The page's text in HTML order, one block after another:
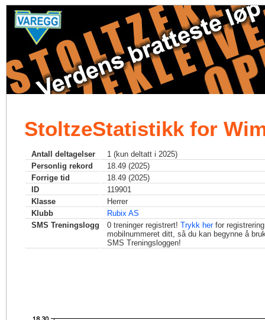
StoltzeStatistikk for
Antall deltagelser
1 (kun deltatt i 2025)
Personlig rekord
18.49 (2025)
Forrige tid
18.49 (2025)
ID
119901
Klasse
Herrer
Klubb
Rubix AS
SMS Treningslogg
0 treninger registrert! Trykk herfor
mobilnummeret ditt, så du kan begynne å
SMS Treningsloggen!